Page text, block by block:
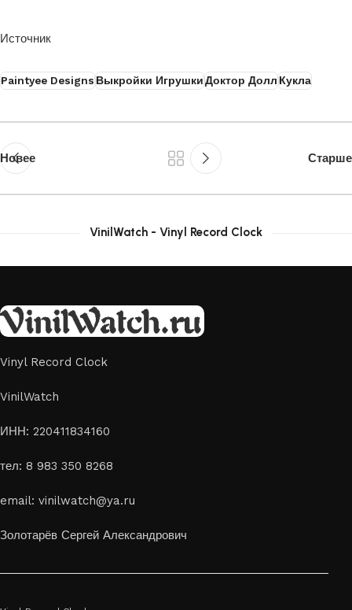
Источник
Paintyee DesignsВыкройки ИгрушкиДоктор ДоллКукла
Новее Старше
VinilWatch - Vinyl Record Clock
Vinyl Record Clock
VinilWatch
ИНН: 220411834160
тел: 8 983 350 8268
email: vinilwatch@ya.ru
Золотарёв Сергей Александрович